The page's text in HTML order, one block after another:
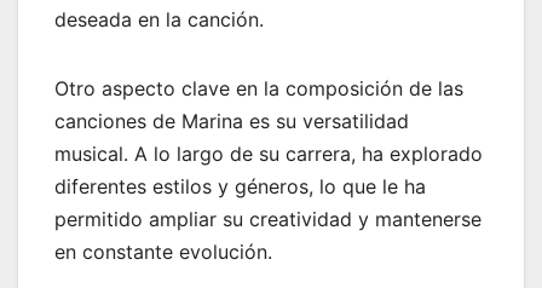
deseada en la canción.
Otro aspecto clave en la composición de las
canciones de Marina es su versatilidad
musical. A lo largo de su carrera, ha explorado
diferentes estilos y géneros, lo que le ha
permitido ampliar su creatividad y mantenerse
en constante evolución.